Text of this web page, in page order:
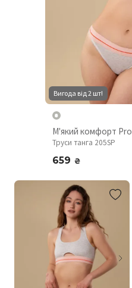
Вигода від 2 шт!
М'який комфорт Pro
Труси танга 205SP
659 ₴